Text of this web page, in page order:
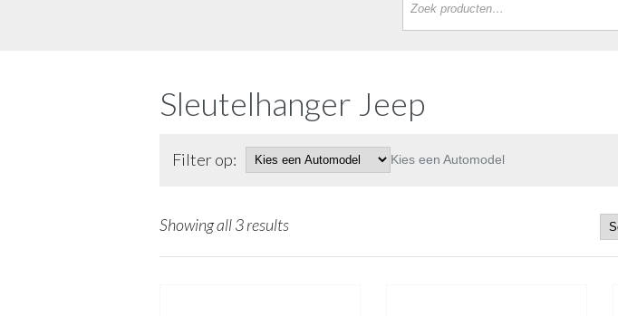
Sleutelhanger Jeep
Filter op: Kies een Automodel
Showing all 3 results